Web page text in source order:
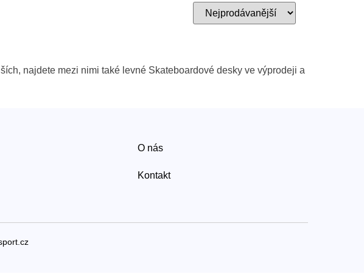
najdete mezi nimi také levné Skateboardové desky ve výprodeji a
O nás
Kontakt